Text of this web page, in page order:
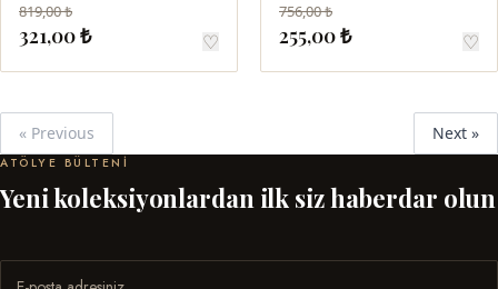
819,00 ₺
321,00 ₺ ♡
756,00 ₺
255,00 ₺ ♡
« Previous Next »
ATÖLYE BÜLTENI
Yeni koleksiyonlardan ilk siz haberdar olun